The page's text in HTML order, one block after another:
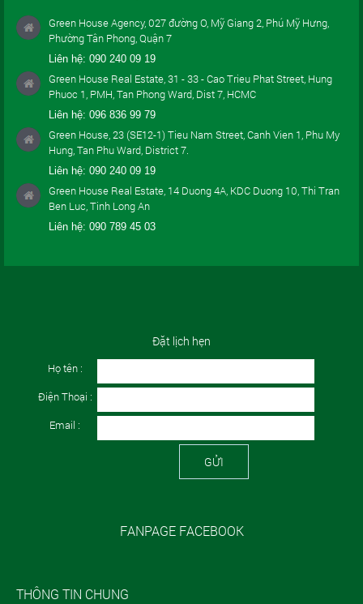
Green House Agency, 027 đường O, Mỹ Giang 2, Phú Mỹ Hưng,
Phường Tân Phong, Quận 7
Liên hệ: 090 240 09 19
Green House Real Estate, 31 - 33 - Cao Trieu Phat Street, Hung
Phuoc 1, PMH, Tan Phong Ward, Dist 7, HCMC
Liên hệ: 096 836 99 79
Green House, 23 (SE12-1) Tieu Nam Street, Canh Vien 1, Phu My
Hung, Tan Phu Ward, District 7.
Liên hệ: 090 240 09 19
Green House Real Estate, 14 Duong 4A, KDC Duong 10, Thi Tran
Ben Luc, Tinh Long An
Liên hệ: 090 789 45 03
Đặt lịch hẹn
Họ tên :
Điện Thoại :
Email :
GỬI
FANPAGE FACEBOOK
THÔNG TIN CHUNG